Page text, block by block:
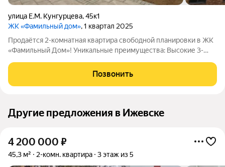
улица Е.М. Кунгурцева,45к1
ЖК «Фамильный дом», 1 квартал 2025
Продаётся 2-комнатная квартира свободной планировки в ЖК
«Фамильный Дом»! Уникальные преимущества: Высокие 3-
стиль жизни! Предчистовая
Позвонить
Другие предложения в Ижевске
4 200 000 ₽
45,3 м² 2-комн. квартира 3 этаж из 5